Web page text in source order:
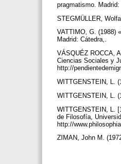
pragmatismo. Madrid:
STEGMÜLLER,
VATTIMO, G. (1988)
Madrid: Cátedra,.
VÁSQUÉZ ROCCA,
Ciencias Sociales y
http://
WITTGENSTEIN, L.
WITTGENSTEIN, L.
WITTGENSTEIN, L.
de Filosofía,
http://
ZIMAN, John M.